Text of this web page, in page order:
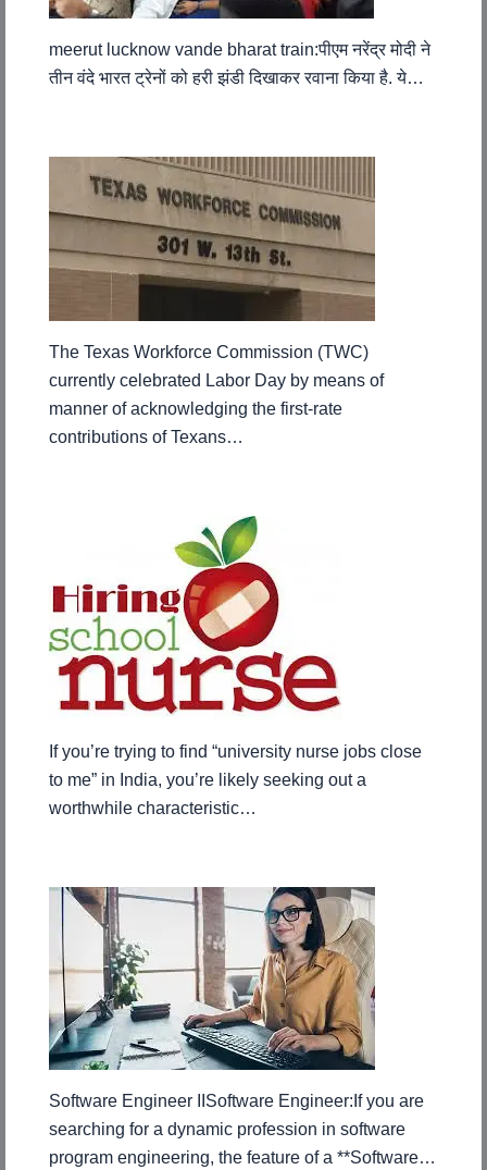
meerut lucknow vande bharat train:पीएम नरेंद्र मोदी ने
तीन वंदे भारत ट्रेनों को हरी झंडी दिखाकर रवाना किया है. ये…
The Texas Workforce Commission (TWC)
currently celebrated Labor Day by means of
manner of acknowledging the first-rate
contributions of Texans…
If you’re trying to find “university nurse jobs close
to me” in India, you’re likely seeking out a
worthwhile characteristic…
Software Engineer IISoftware Engineer:If you are
searching for a dynamic profession in software
program engineering, the feature of a **Software…